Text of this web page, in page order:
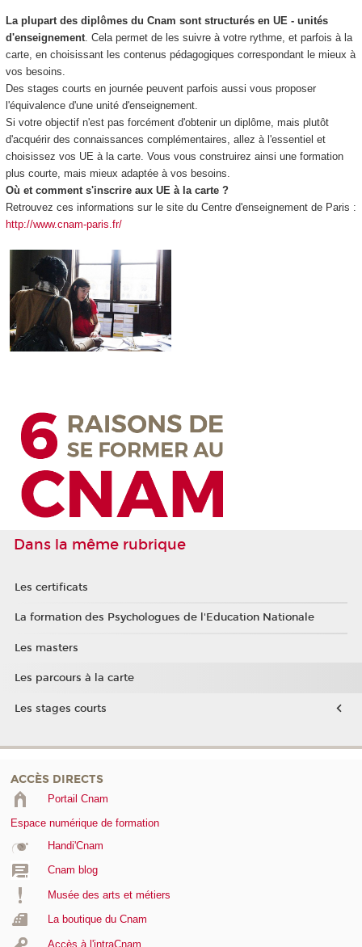
La plupart des diplômes du Cnam sont structurés en UE - unités
d'enseignement. Cela permet de les suivre à votre rythme, et parfois à la
carte, en choisissant les contenus pédagogiques correspondant le mieux à
vos besoins.
Des stages courts en journée peuvent parfois aussi vous proposer
l'équivalence d'une unité d'enseignement.
Si votre objectif n'est pas forcément d'obtenir un diplôme, mais plutôt
d'acquérir des connaissances complémentaires, allez à l'essentiel et
choisissez vos UE à la carte. Vous vous construirez ainsi une formation
plus courte, mais mieux adaptée à vos besoins.
Où et comment s'inscrire aux UE à la carte ?
Retrouvez ces informations sur le site du Centre d'enseignement de Paris :
http://www.cnam-paris.fr/
Dans la même rubrique
Les certificats
La formation des Psychologues de l'Education Nationale
Les masters
Les parcours à la carte
Les stages courts
ACCÈS DIRECTS
Portail Cnam
Espace numérique de formation
Handi'Cnam
Cnam blog
Musée des arts et métiers
La boutique du Cnam
Accès à l'intraCnam